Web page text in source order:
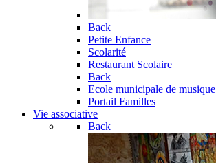
Back
Petite Enfance
Scolarité
Restaurant Scolaire
Back
Ecole municipale de musique
Portail Familles
Vie associative
Back